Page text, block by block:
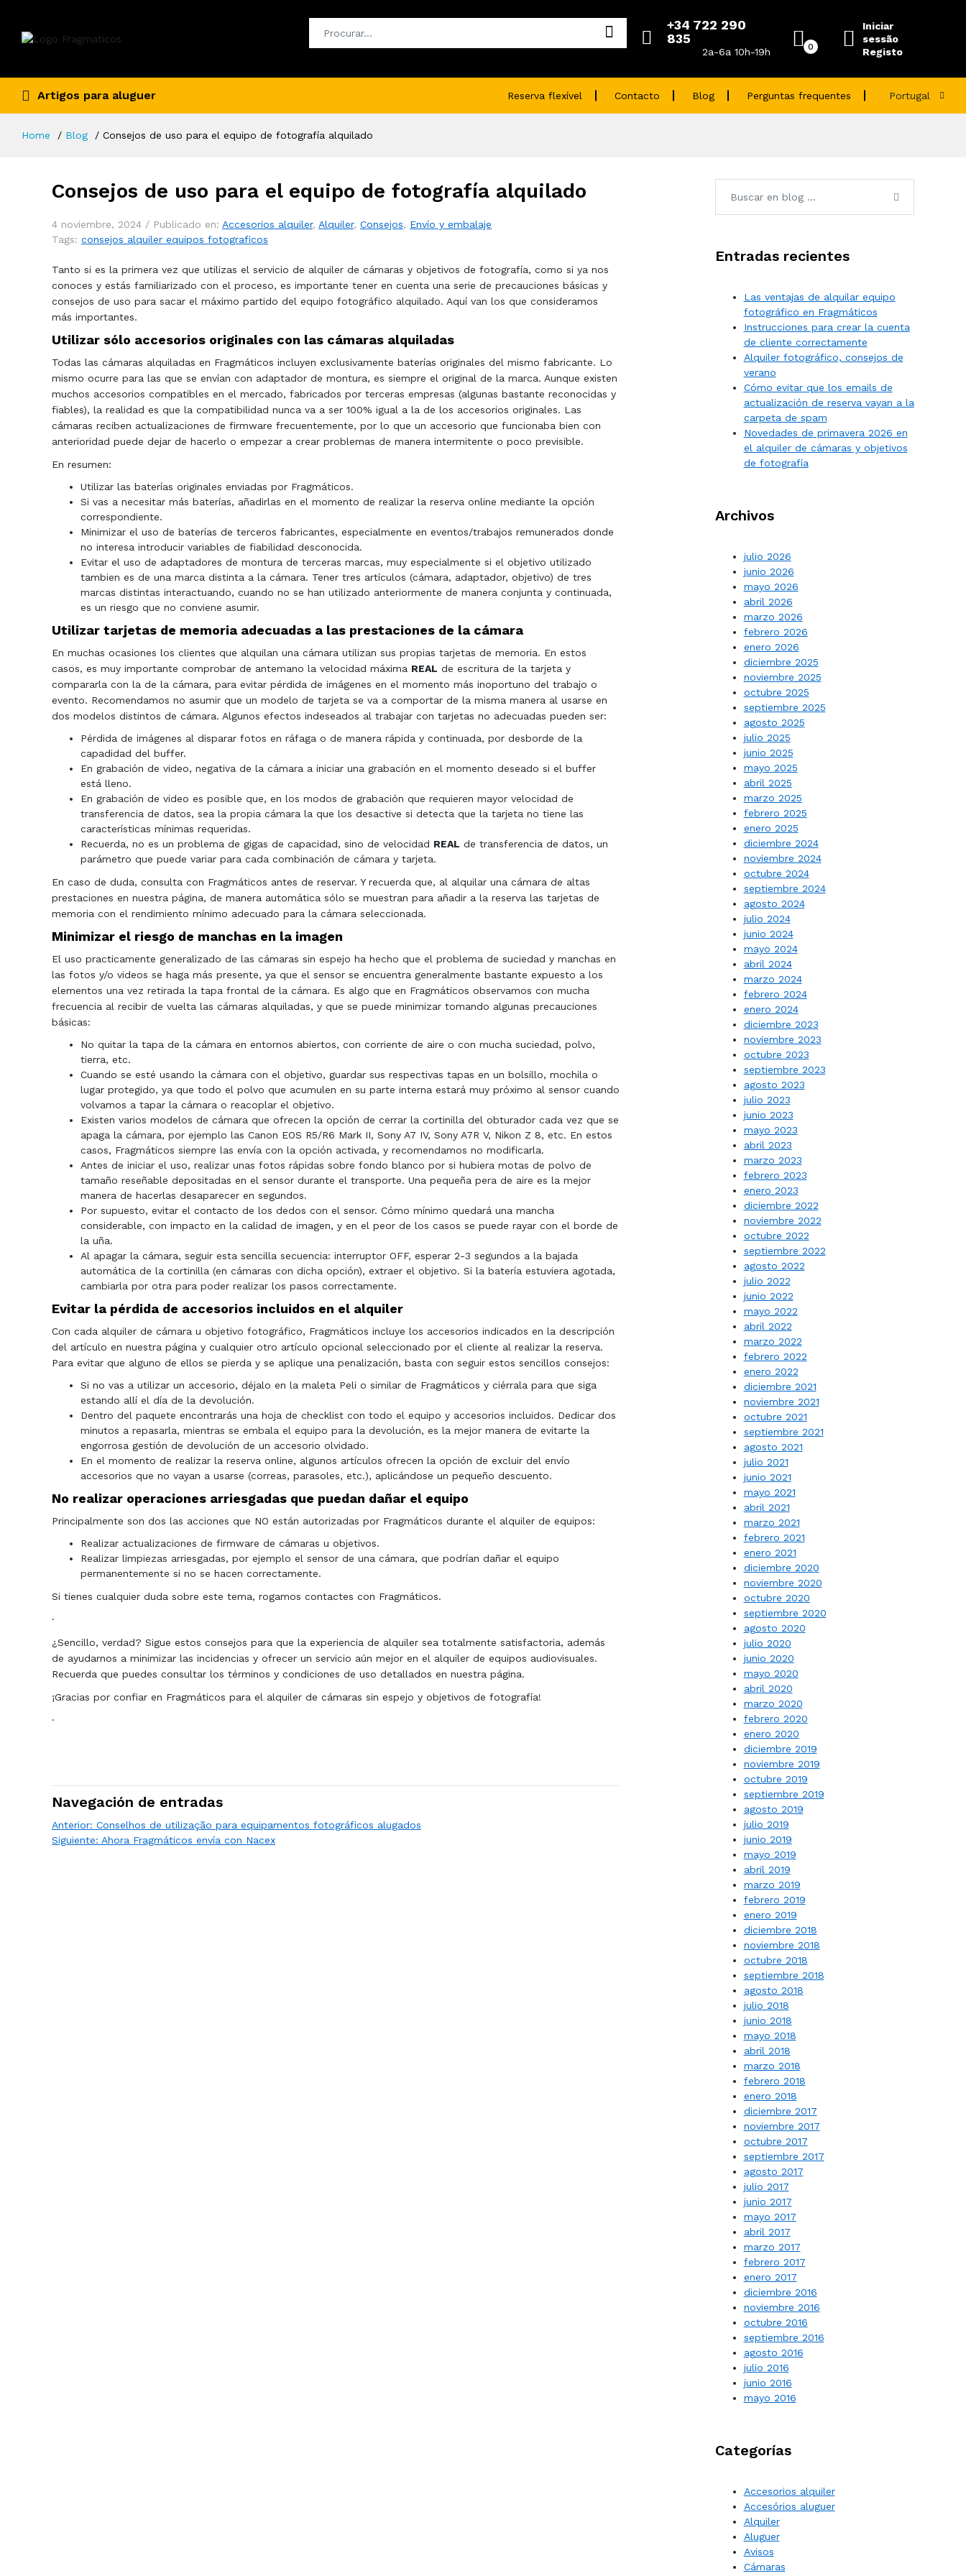
+34 722 290
835
2a-6a 10h-19h 0
Iniciar
sessão
Registo
Artigos para aluguer Reserva flexível Contacto Blog Perguntas frequentes Portugal
Home Blog Consejos de uso para el equipo de fotografía alquilado
Consejos de uso para el equipo de fotografía alquilado
4 noviembre, 2024 / Publicado en: Accesorios alquiler, Alquiler, Consejos, Envío y embalaje
Tags: consejos alquiler equipos fotograficos
Tanto si es la primera vez que utilizas el servicio de alquiler de cámaras y objetivos de fotografía, como si ya nos
conoces y estás familiarizado con el proceso, es importante tener en cuenta una serie de precauciones básicas y
consejos de uso para sacar el máximo partido del equipo fotográfico alquilado. Aquí van los que consideramos
más importantes.
Utilizar sólo accesorios originales con las cámaras alquiladas
Todas las cámaras alquiladas en Fragmáticos incluyen exclusivamente baterías originales del mismo fabricante. Lo
mismo ocurre para las que se envían con adaptador de montura, es siempre el original de la marca. Aunque existen
muchos accesorios compatibles en el mercado, fabricados por terceras empresas (algunas bastante reconocidas y
fiables), la realidad es que la compatibilidad nunca va a ser 100% igual a la de los accesorios originales. Las
cámaras reciben actualizaciones de firmware frecuentemente, por lo que un accesorio que funcionaba bien con
anterioridad puede dejar de hacerlo o empezar a crear problemas de manera intermitente o poco previsible.
En resumen:
Utilizar las baterías originales enviadas por Fragmáticos.
Si vas a necesitar más baterías, añadirlas en el momento de realizar la reserva online mediante la opción
correspondiente.
Minimizar el uso de baterías de terceros fabricantes, especialmente en eventos/trabajos remunerados donde
no interesa introducir variables de fiabilidad desconocida.
Evitar el uso de adaptadores de montura de terceras marcas, muy especialmente si el objetivo utilizado
tambien es de una marca distinta a la cámara. Tener tres artículos (cámara, adaptador, objetivo) de tres
marcas distintas interactuando, cuando no se han utilizado anteriormente de manera conjunta y continuada,
es un riesgo que no conviene asumir.
Utilizar tarjetas de memoria adecuadas a las prestaciones de la cámara
En muchas ocasiones los clientes que alquilan una cámara utilizan sus propias tarjetas de memoria. En estos
casos, es muy importante comprobar de antemano la velocidad máxima REAL de escritura de la tarjeta y
compararla con la de la cámara, para evitar pérdida de imágenes en el momento más inoportuno del trabajo o
evento. Recomendamos no asumir que un modelo de tarjeta se va a comportar de la misma manera al usarse en
dos modelos distintos de cámara. Algunos efectos indeseados al trabajar con tarjetas no adecuadas pueden ser:
Pérdida de imágenes al disparar fotos en ráfaga o de manera rápida y continuada, por desborde de la
capadidad del buffer.
En grabación de video, negativa de la cámara a iniciar una grabación en el momento deseado si el buffer
está lleno.
En grabación de video es posible que, en los modos de grabación que requieren mayor velocidad de
transferencia de datos, sea la propia cámara la que los desactive si detecta que la tarjeta no tiene las
características mínimas requeridas.
Recuerda, no es un problema de gigas de capacidad, sino de velocidad REAL de transferencia de datos, un
parámetro que puede variar para cada combinación de cámara y tarjeta.
En caso de duda, consulta con Fragmáticos antes de reservar. Y recuerda que, al alquilar una cámara de altas
prestaciones en nuestra página, de manera automática sólo se muestran para añadir a la reserva las tarjetas de
memoria con el rendimiento mínimo adecuado para la cámara seleccionada.
Minimizar el riesgo de manchas en la imagen
El uso practicamente generalizado de las cámaras sin espejo ha hecho que el problema de suciedad y manchas en
las fotos y/o videos se haga más presente, ya que el sensor se encuentra generalmente bastante expuesto a los
elementos una vez retirada la tapa frontal de la cámara. Es algo que en Fragmáticos observamos con mucha
frecuencia al recibir de vuelta las cámaras alquiladas, y que se puede minimizar tomando algunas precauciones
básicas:
No quitar la tapa de la cámara en entornos abiertos, con corriente de aire o con mucha suciedad, polvo,
tierra, etc.
Cuando se esté usando la cámara con el objetivo, guardar sus respectivas tapas en un bolsillo, mochila o
lugar protegido, ya que todo el polvo que acumulen en su parte interna estará muy próximo al sensor cuando
volvamos a tapar la cámara o reacoplar el objetivo.
Existen varios modelos de cámara que ofrecen la opción de cerrar la cortinilla del obturador cada vez que se
apaga la cámara, por ejemplo las Canon EOS R5/R6 Mark II, Sony A7 IV, Sony A7R V, Nikon Z 8, etc. En estos
casos, Fragmáticos siempre las envía con la opción activada, y recomendamos no modificarla.
Antes de iniciar el uso, realizar unas fotos rápidas sobre fondo blanco por si hubiera motas de polvo de
tamaño reseñable depositadas en el sensor durante el transporte. Una pequeña pera de aire es la mejor
manera de hacerlas desaparecer en segundos.
Por supuesto, evitar el contacto de los dedos con el sensor. Cómo mínimo quedará una mancha
considerable, con impacto en la calidad de imagen, y en el peor de los casos se puede rayar con el borde de
la uña.
Al apagar la cámara, seguir esta sencilla secuencia: interruptor OFF, esperar 2-3 segundos a la bajada
automática de la cortinilla (en cámaras con dicha opción), extraer el objetivo. Si la batería estuviera agotada,
cambiarla por otra para poder realizar los pasos correctamente.
Evitar la pérdida de accesorios incluidos en el alquiler
Con cada alquiler de cámara u objetivo fotográfico, Fragmáticos incluye los accesorios indicados en la descripción
del artículo en nuestra página y cualquier otro artículo opcional seleccionado por el cliente al realizar la reserva.
Para evitar que alguno de ellos se pierda y se aplique una penalización, basta con seguir estos sencillos consejos:
Si no vas a utilizar un accesorio, déjalo en la maleta Peli o similar de Fragmáticos y ciérrala para que siga
estando allí el día de la devolución.
Dentro del paquete encontrarás una hoja de checklist con todo el equipo y accesorios incluidos. Dedicar dos
minutos a repasarla, mientras se embala el equipo para la devolución, es la mejor manera de evitarte la
engorrosa gestión de devolución de un accesorio olvidado.
En el momento de realizar la reserva online, algunos artículos ofrecen la opción de excluir del envío
accesorios que no vayan a usarse (correas, parasoles, etc.), aplicándose un pequeño descuento.
No realizar operaciones arriesgadas que puedan dañar el equipo
Principalmente son dos las acciones que NO están autorizadas por Fragmáticos durante el alquiler de equipos:
Realizar actualizaciones de firmware de cámaras u objetivos.
Realizar limpiezas arriesgadas, por ejemplo el sensor de una cámara, que podrían dañar el equipo
permanentemente si no se hacen correctamente.
Si tienes cualquier duda sobre este tema, rogamos contactes con Fragmáticos.
·
¿Sencillo, verdad? Sigue estos consejos para que la experiencia de alquiler sea totalmente satisfactoria, además
de ayudarnos a minimizar las incidencias y ofrecer un servicio aún mejor en el alquiler de equipos audiovisuales.
Recuerda que puedes consultar los términos y condiciones de uso detallados en nuestra página.
¡Gracias por confiar en Fragmáticos para el alquiler de cámaras sin espejo y objetivos de fotografía!
·
Navegación de entradas
Anterior: Conselhos de utilização para equipamentos fotográficos alugados
Siguiente: Ahora Fragmáticos envía con Nacex
Entradas recientes
Las ventajas de alquilar equipo
fotográfico en Fragmáticos
Instrucciones para crear la cuenta
de cliente correctamente
Alquiler fotográfico, consejos de
verano
Cómo evitar que los emails de
actualización de reserva vayan a la
carpeta de spam
Novedades de primavera 2026 en
el alquiler de cámaras y objetivos
de fotografía
Archivos
julio 2026
junio 2026
mayo 2026
abril 2026
marzo 2026
febrero 2026
enero 2026
diciembre 2025
noviembre 2025
octubre 2025
septiembre 2025
agosto 2025
julio 2025
junio 2025
mayo 2025
abril 2025
marzo 2025
febrero 2025
enero 2025
diciembre 2024
noviembre 2024
octubre 2024
septiembre 2024
agosto 2024
julio 2024
junio 2024
mayo 2024
abril 2024
marzo 2024
febrero 2024
enero 2024
diciembre 2023
noviembre 2023
octubre 2023
septiembre 2023
agosto 2023
julio 2023
junio 2023
mayo 2023
abril 2023
marzo 2023
febrero 2023
enero 2023
diciembre 2022
noviembre 2022
octubre 2022
septiembre 2022
agosto 2022
julio 2022
junio 2022
mayo 2022
abril 2022
marzo 2022
febrero 2022
enero 2022
diciembre 2021
noviembre 2021
octubre 2021
septiembre 2021
agosto 2021
julio 2021
junio 2021
mayo 2021
abril 2021
marzo 2021
febrero 2021
enero 2021
diciembre 2020
noviembre 2020
octubre 2020
septiembre 2020
agosto 2020
julio 2020
junio 2020
mayo 2020
abril 2020
marzo 2020
febrero 2020
enero 2020
diciembre 2019
noviembre 2019
octubre 2019
septiembre 2019
agosto 2019
julio 2019
junio 2019
mayo 2019
abril 2019
marzo 2019
febrero 2019
enero 2019
diciembre 2018
noviembre 2018
octubre 2018
septiembre 2018
agosto 2018
julio 2018
junio 2018
mayo 2018
abril 2018
marzo 2018
febrero 2018
enero 2018
diciembre 2017
noviembre 2017
octubre 2017
septiembre 2017
agosto 2017
julio 2017
junio 2017
mayo 2017
abril 2017
marzo 2017
febrero 2017
enero 2017
diciembre 2016
noviembre 2016
octubre 2016
septiembre 2016
agosto 2016
julio 2016
junio 2016
mayo 2016
Categorías
Accesorios alquiler
Accesórios aluguer
Alquiler
Aluguer
Avisos
Cámaras